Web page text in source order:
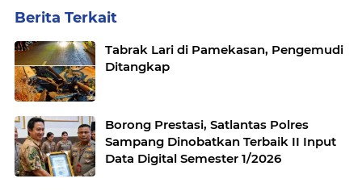
Berita Terkait
Tabrak Lari di Pamekasan, Pengemudi
Ditangkap
Borong Prestasi, Satlantas Polres
Sampang Dinobatkan Terbaik II Input
Data Digital Semester 1/2026